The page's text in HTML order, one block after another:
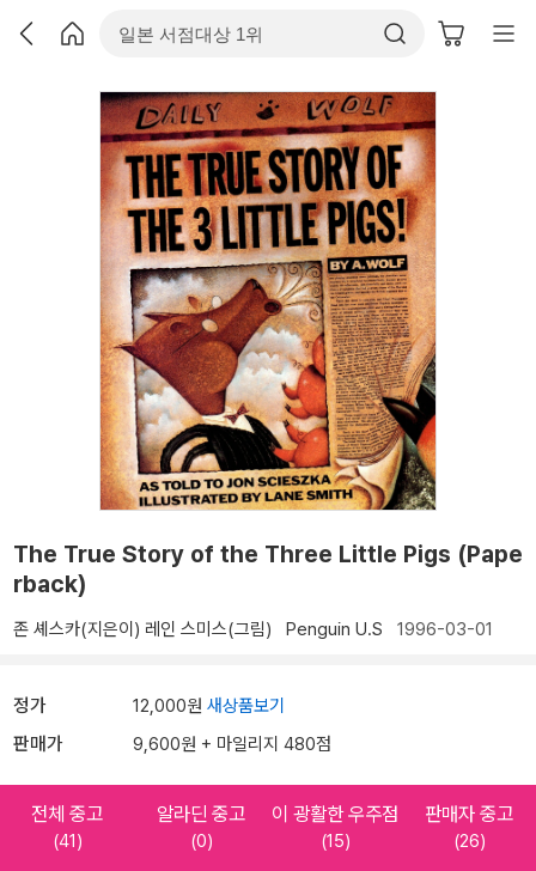
The True Story of the Three Little Pigs (Pape
rback)
존 셰스카(지은이) 레인 스미스(그림) Penguin U.S 1996-03-01
정가 12,000원 새상품보기
판매가 9,600원 + 마일리지 480점
전체 중고
(41)
알라딘 중고
(0)
이 광활한 우주점
(15)
판매자 중고
(26)